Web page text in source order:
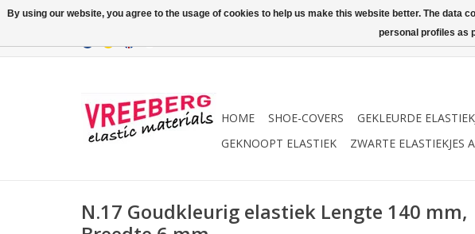
HOME SHOE-COVERS GEKLEURDE
GEKNOOPT ELASTIEK
ZWARTE ELASTIEKJES
N.17 Goudkleurig elastiek Lengte 140 mm,
By using our website, you agree to the usage of cookies to help us make this website better. The
personal profiles as